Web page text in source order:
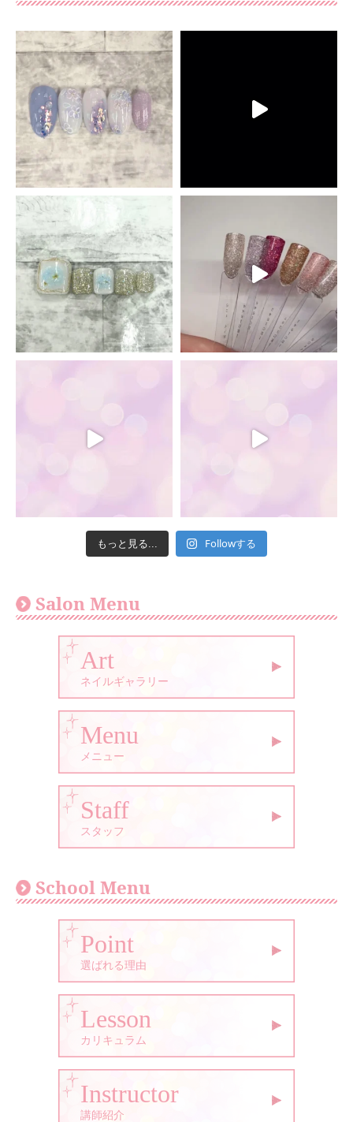
もっと見る... Followする
Salon Menu
Art
ネイルギャラリー
Menu
メニュー
Staff
スタッフ
School Menu
Point
選ばれる理由
Lesson
カリキュラム
Instructor
講師紹介